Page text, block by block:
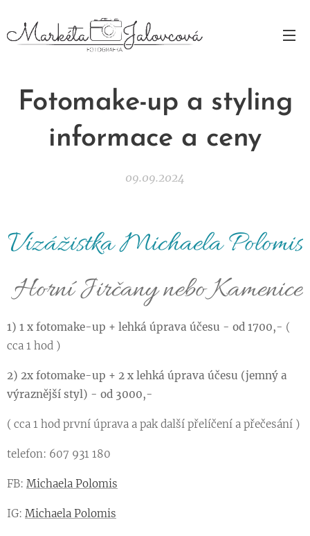
Fotomake-up a styling
informace a ceny
09.09.2024
Vizážistka Michaela Polomis
Horní Jirčany nebo Kamenice
1) 1 x fotomake-up + lehká úprava účesu - od 1700,- (
cca 1 hod )
2) 2x fotomake-up + 2 x lehká úprava účesu (jemný a
výraznější styl) - od 3000,-
( cca 1 hod první úprava a pak další přelíčení a přečesání )
telefon: 607 931 180
FB: Michaela Polomis
IG: Michaela Polomis